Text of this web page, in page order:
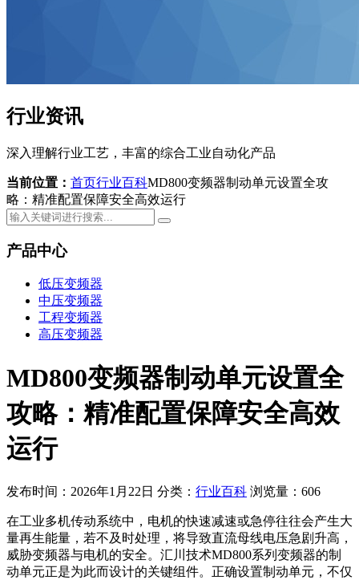
行业资讯
深入理解行业工艺，丰富的综合工业自动化产品
当前位置： 首页行业百科MD800变频器制动单元设置全攻
略：精准配置保障安全高效运行
产品中心
低压变频器
中压变频器
工程变频器
高压变频器
MD800变频器制动单元设置全
攻略：精准配置保障安全高效
运行
发布时间：2026年1月22日 分类： 行业百科 浏览量：606
在工业多机传动系统中，电机的快速减速或急停往往会产生大
量再生能量，若不及时处理，将导致直流母线电压急剧升高，
威胁变频器与电机的安全。汇川技术MD800系列变频器的制
动单元正是为此而设计的关键组件。正确设置制动单元，不仅